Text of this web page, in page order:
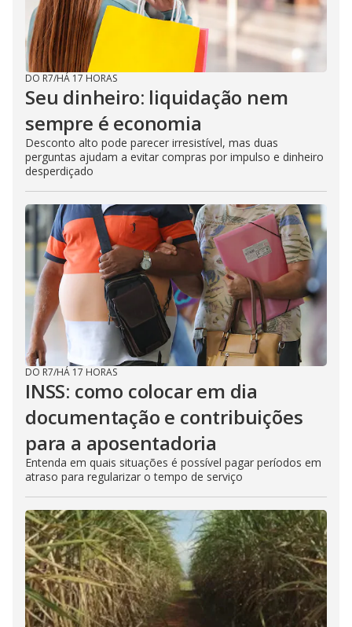
DO R7/HÁ 17 HORAS
Seu dinheiro: liquidação nem
sempre é economia
Desconto alto pode parecer irresistível, mas duas
perguntas ajudam a evitar compras por impulso e dinheiro
desperdiçado
DO R7/HÁ 17 HORAS
INSS: como colocar em dia
documentação e contribuições
para a aposentadoria
Entenda em quais situações é possível pagar períodos em
atraso para regularizar o tempo de serviço